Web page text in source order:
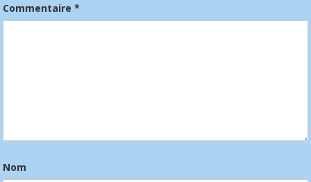
Commentaire*
Nom